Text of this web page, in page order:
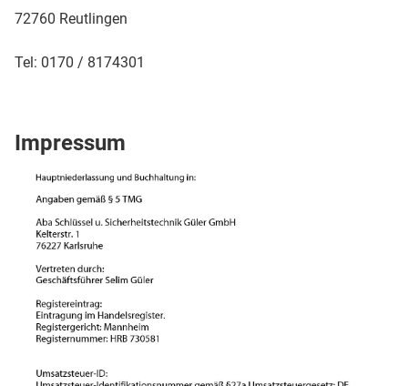
72760 Reutlingen
Tel: 0170 / 8174301
Impressum